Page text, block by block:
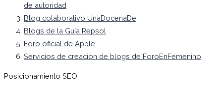
de autoridad
Blog colaborativo UnaDocenaDe
Blogs de la Guía Repsol
Foro oficial de Apple
Servicios de creación de blogs de ForoEnFemenino
Posicionamiento SEO